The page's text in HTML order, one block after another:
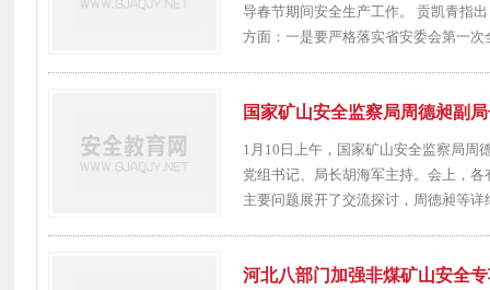
导春节期间安全生产工作。 贡凯青指
方面：一是要严格落实省安委会第一次
国家矿山安全监察局周德昶副
1月10日上午，国家矿山安全监察局周
党组书记、局长胡海军主持。会上，
主要问题展开了交流探讨，周德昶等
河北八部门加强非煤矿山安全